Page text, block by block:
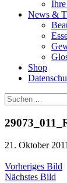
News &
Shop
Suchen
nach:
21. Oktober 2011
Vorheriges Bild
Nächstes Bild